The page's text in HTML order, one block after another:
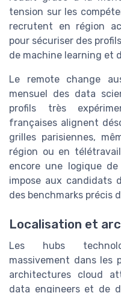
tension sur les
recrutent en région
pour sécuriser des
de machine learning et
Le remote change
mensuel des data
profils très
françaises alignent
grilles parisiennes,
région ou en
encore une logique
impose aux candidats
des benchmarks précis
Localisation et
Les hubs
massivement dans les
architectures cloud
data engineers et de